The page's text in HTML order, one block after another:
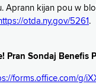
Aprann kijan pou w
otda.ny.gov/5261 .
Pran Sondaj Benefis
forms.office.com/g/